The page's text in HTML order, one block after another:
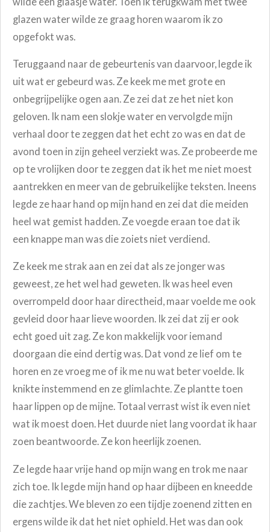
glazen water wilde ze graag horen waarom ik zo
opgefokt was.
Teruggaand naar de gebeurtenis van daarvoor, legde ik
uit wat er gebeurd was. Ze keek me met grote en
onbegrijpelijke ogen aan. Ze zei dat ze het niet kon
geloven. Ik nam een slokje water en vervolgde mijn
verhaal door te zeggen dat het echt zo was en dat de
avond toen in zijn geheel verziekt was. Ze probeerde me
op te vrolijken door te zeggen dat ik het me niet moest
aantrekken en meer van de gebruikelijke teksten. Ineens
legde ze haar hand op mijn hand en zei dat die meiden
heel wat gemist hadden. Ze voegde eraan toe dat ik
een knappe man was die zoiets niet verdiend.
Ze keek me strak aan en zei dat als ze jonger was
geweest, ze het wel had geweten. Ik was heel even
overrompeld door haar directheid, maar voelde me ook
gevleid door haar lieve woorden. Ik zei dat zij er ook
echt goed uit zag. Ze kon makkelijk voor iemand
doorgaan die eind dertig was. Dat vond ze lief om te
horen en ze vroeg me of ik me nu wat beter voelde. Ik
knikte instemmend en ze glimlachte. Ze plantte toen
haar lippen op de mijne. Totaal verrast wist ik even niet
wat ik moest doen. Het duurde niet lang voordat ik haar
zoen beantwoorde. Ze kon heerlijk zoenen.
Ze legde haar vrije hand op mijn wang en trok me naar
zich toe. Ik legde mijn hand op haar dijbeen en kneedde
die zachtjes. We bleven zo een tijdje zoenend zitten en
ergens wilde ik dat het niet ophield. Het was dan ook